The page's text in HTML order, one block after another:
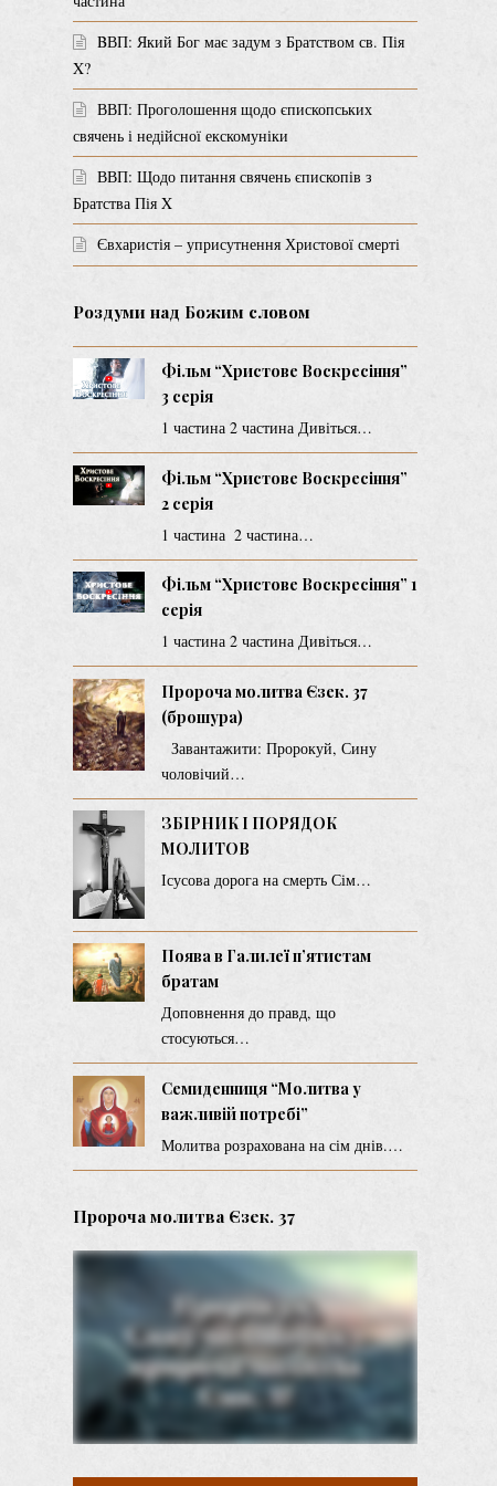
BВП: Який Бог має задум з Братством св. Пія
X?
ВВП: Проголошення щодо єпископських
свячень і недійсної екскомуніки
ВВП: Щодо питання свячень єпископів з
Братства Пія X
Євхаристія – уприсутнення Христової смерті
Роздуми над Божим словом
Фільм “Христове Воскресіння”
3 серія
1 частина 2 частина Дивіться…
Фільм “Христове Воскресіння”
2 серія
1 частина 2 частина…
Фільм “Христове Воскресіння” 1
серія
1 частина 2 частина Дивіться…
Пророча молитва Єзек. 37
(брошура)
Завантажити: Пророкуй, Сину
чоловічий…
ЗБІРНИК І ПОРЯДОК
МОЛИТОВ
Ісусова дорога на смерть Сім…
Поява в Галилеї п’ятистам
братам
Доповнення до правд, що
стосуються…
Семиденниця “Молитва у
важливій потребі”
Молитва розрахована на сім днів.…
Пророча молитва Єзек. 37